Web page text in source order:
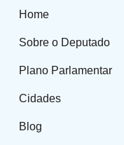
Home
Sobre o Deputado
Plano Parlamentar
Cidades
Blog